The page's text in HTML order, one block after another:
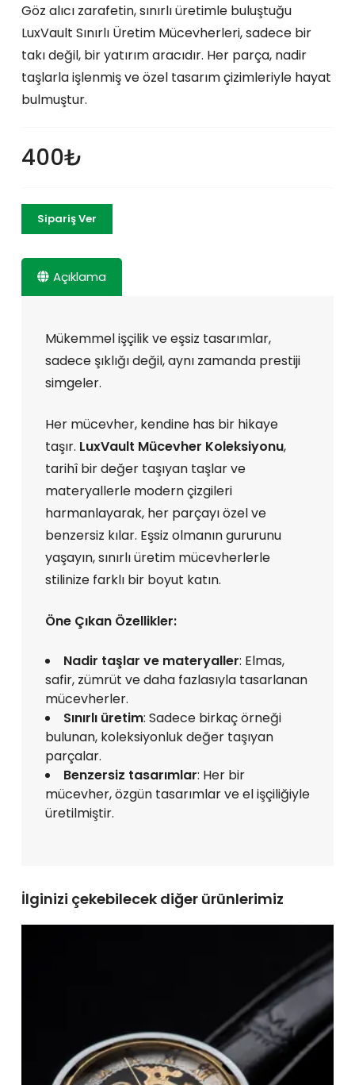
Göz alıcı zarafetin, sınırlı üretimle buluştuğu
LuxVault Sınırlı Üretim Mücevherleri, sadece bir
takı değil, bir yatırım aracıdır. Her parça, nadir
taşlarla işlenmiş ve özel tasarım çizimleriyle hayat
bulmuştur.
400₺
Sipariş Ver
Açıklama
Mükemmel işçilik ve eşsiz tasarımlar,
sadece şıklığı değil, aynı zamanda prestiji
simgeler.
Her mücevher, kendine has bir hikaye
taşır. LuxVault Mücevher Koleksiyonu,
tarihî bir değer taşıyan taşlar ve
materyallerle modern çizgileri
harmanlayarak, her parçayı özel ve
benzersiz kılar. Eşsiz olmanın gururunu
yaşayın, sınırlı üretim mücevherlerle
stilinize farklı bir boyut katın.
Öne Çıkan Özellikler:
Nadir taşlar ve materyaller: Elmas,
safir, zümrüt ve daha fazlasıyla tasarlanan
mücevherler.
Sınırlı üretim: Sadece birkaç örneği
bulunan, koleksiyonluk değer taşıyan
parçalar.
Benzersiz tasarımlar: Her bir
mücevher, özgün tasarımlar ve el işçiliğiyle
üretilmiştir.
İlginizi çekebilecek diğer ürünlerimiz